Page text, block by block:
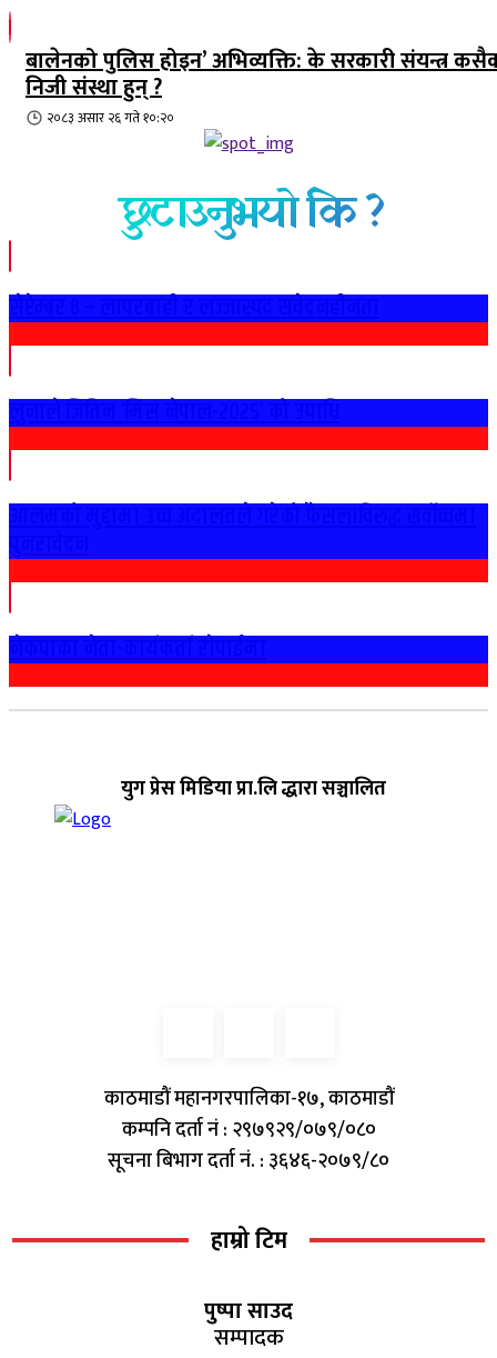
बालेनको पुलिस होइन’ अभिव्यक्ति: के सरकारी संयन्त्र
निजी संस्था हुन् ?
२०८३ असार २६ गते १०:२०
छुटाउनुभयो कि ?
युग प्रेस मिडिया प्रा.लि द्धारा सञ्चालित
काठमाडौं महानगरपालिका-१७, काठमाडौं
कम्पनि दर्ता नं : २९७९२९/०७९/०८०
सूचना बिभाग दर्ता नं. : ३६४६-२०७९/८०
हाम्रो टिम
पुष्पा साउद
सम्पादक